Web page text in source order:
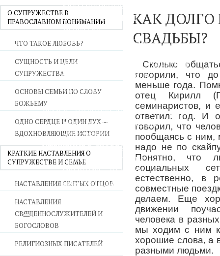
БЛАГОДАРЕНИЕ
ДУХОВНОЕ ЧТЕНИЕ
МОЛИТВА
ИИСУСОВА МОЛИТВА
ПОСТ
ДУХОВНИЧЕСТВО И СТАРЧЕСТВО
ВОЙНА СО СТРАСТЯМИ
СВЯТЫНИ В ДОМЕ
СЕМЬЯ - ПОЛНОТА ЗЕМНОГО СЧАСТЬЯ
ЛЮБОВЬ СУПРУЖЕСТВО
ВОСПИТАНИЕ
УТЕШЕНИЕ В СКОРБЯХ
УТОЛИ МОИ ПЕЧАЛИ
СТАРОСТЬ - РАДОСТЬ
СМЕРТЬ ПОМИНОВЕНИЕ
О СУПРУЖЕСТВЕ В
ПРАВОСЛАВНОМ ПОНИМАНИИ
ЧТО ТАКОЕ ЛЮБОВЬ?
СУЩНОСТЬ И ЦЕЛИ
СУПРУЖЕСТВА
ОСНОВЫ СЕМЬИ ПО СЛОВУ
БОЖЬЕМУ
ОДНО СЕРДЦЕ И ОДИН ДУХ —
ВДОХНОВЛЯЮЩИЕ ИСТОРИИ
КРАТКИЕ НАСТАВЛЕНИЯ О
СУПРУЖЕСТВЕ И СЕМЬЕ
НАСТАВЛЕНИЯ СВЯТЫХ ОТЦОВ
НАСТАВЛЕНИЯ
СВЯЩЕННОСЛУЖИТЕЛЕЙ И
БОГОСЛОВОВ
РЕЛИГИОЗНЫХ ПИСАТЕЛЕЙ
КАК ДОЛГО
СВАДЬБЫ?
Сколько
говорили, что
меньше года.
отец Кирилл
семинаристов, и
ответил: год. И
говорил, что
пообщаясь с ним,
надо не по
Понятно, что
социальных
естественно, в
совместные
делаем. Еще
движении
человека в
мы ходим с ним
хорошие слова, а
разными людьми.